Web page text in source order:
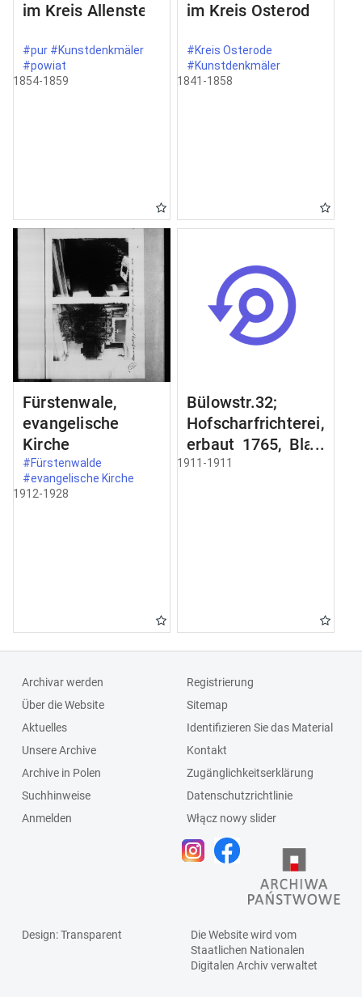
im Kreis Allenstein
#pur #Kunstdenkmäler
#powiat
1854-1859
im Kreis Osterode
#Kreis Osterode
#Kunstdenkmäler
1841-1858
Fürstenwale,
evangelische
Kirche
#Fürstenwalde
#evangelische Kirche
1912-1928
Bülowstr.32;
Hofscharfrichterei,
erbaut 1765, Blatt
2;
Türbekleidung;
Schlagleiste;Fenst
ersprosse
1911-1911
Archivar werden
Über die Website
Aktuelles
Unsere Archive
Archive in Polen
Suchhinweise
Anmelden
Registrierung
Sitemap
Identifizieren Sie das Material
Kontakt
Zugänglichkeitserklärung
Datenschutzrichtlinie
Włącz nowy slider
Design: Transparent
Die Website wird vom
Staatlichen Nationalen
Digitalen Archivverwaltet